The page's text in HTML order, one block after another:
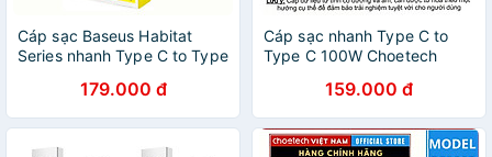
Cáp sạc Baseus Habitat
Series nhanh Type C to Type
179.000 đ
Cáp sạc nhanh Type C to
Type C 100W Choetech
159.000 đ